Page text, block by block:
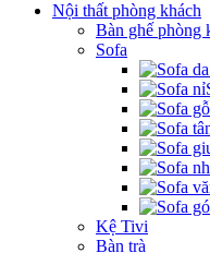
Nội thất phòng khách
Bàn ghế phòng
Sofa
Kệ Tivi
Bàn trà